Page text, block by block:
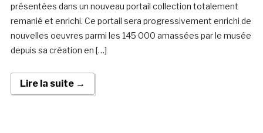
présentées dans un nouveau portail collection totalement
remanié et enrichi. Ce portail sera progressivement enrichi de
nouvelles oeuvres parmi les 145 000 amassées par le musée
depuis sa création en […]
Lire la suite →